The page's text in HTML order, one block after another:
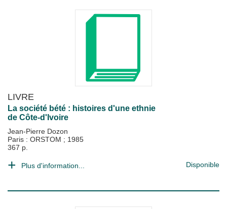
LIVRE
La société bété : histoires d'une ethnie
de Côte-d'Ivoire
Jean-Pierre Dozon
Paris : ORSTOM ; 1985
367 p.
Plus d'information... Disponible